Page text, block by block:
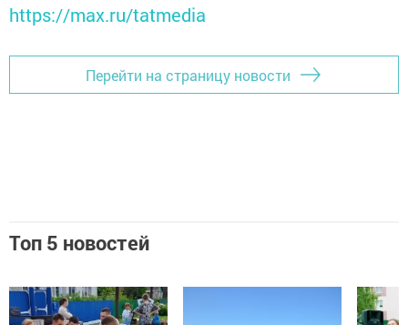
https://max.ru/tatmedia
Перейти на страницу новости
Топ 5 новостей